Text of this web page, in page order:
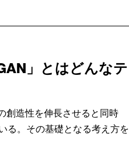
」とはどんなテ
創造性を伸長させると同時
る。その基礎となる考え方を